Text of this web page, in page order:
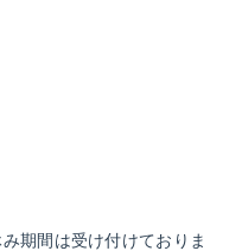
期間は受け付けておりま